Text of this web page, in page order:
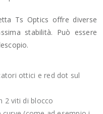
Ts Optics offre diverse
stabilità. Può essere
ottici e red dot sul
2 viti di blocco